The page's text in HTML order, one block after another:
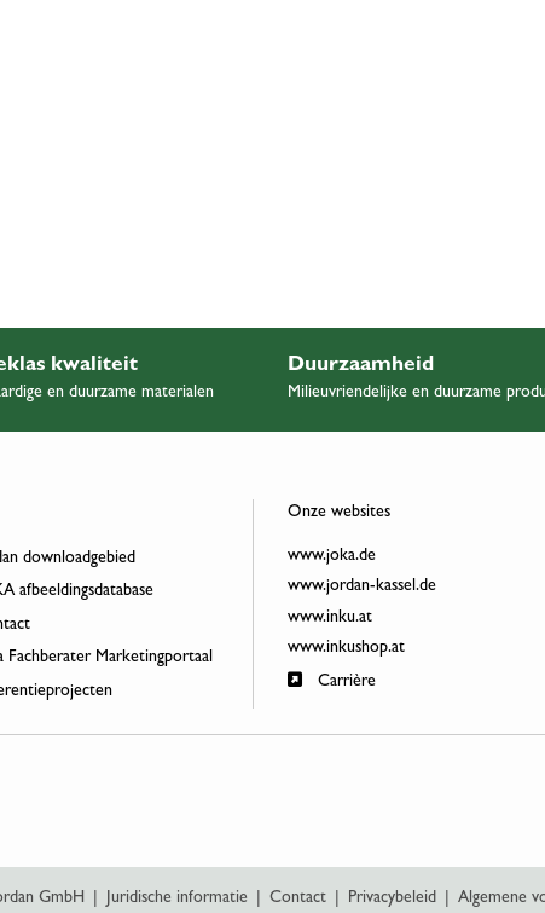
kwaliteit
en duurzame materialen
Duurzaamheid
Milieuvriendelijke en duurzame
downloadgebied
afbeeldingsdatabase
Fachberater Marketingportaal
Onze websites
www.joka.de
www.jordan-kassel.de
www.inku.at
www.inkushop.at
Carrière
GmbH Juridische informatie Contact Privacybeleid Algemene